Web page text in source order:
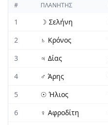
# ΠΛΑΝΉΤΗΣ
1 ☽ Σελήνη
2
♄ Κρόνος
3
♃ Δίας
4
♂ Άρης
5
☉ Ήλιος
6
♀ Αφροδίτη